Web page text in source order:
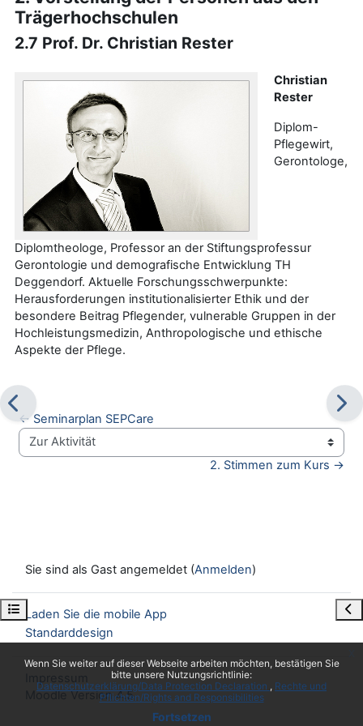
Wenn Sie weiter auf dieser Webseite arbeiten möchten, bestätigen Sie
bitte unsere Nutzungsrichtlinie:
Datenschutzerklärung/Data Protection Declaration
Rechte und
Pflichten/Rights and Responsibilities
Fortsetzen
Kursindex öffnen
Trägerhochschulen
2.7 Prof. Dr. Christian Rester
Christian
Rester
Diplom-
Pflegewirt,
Gerontologe,
Diplomtheologe, Professor an der Stiftungsprofessur
Gerontologie und demografische Entwicklung TH
Deggendorf. Aktuelle Forschungsschwerpunkte:
Herausforderungen institutionalisierter Ethik und der
besondere Beitrag Pflegender, vulnerable Gruppen in der
Hochleistungsmedizin, Anthropologische und ethische
Aspekte der Pflege.
← Seminarplan SEPCare
Zur Aktivität
2. Stimmen zum Kurs →
Sie sind als Gast angemeldet (Anmelden)
Laden Sie die mobile App
Standarddesign
Moodle Version 4.5